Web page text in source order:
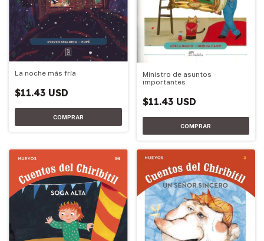
La noche más fría
$11.43 USD
Ministro de asuntos
importantes
$11.43 USD